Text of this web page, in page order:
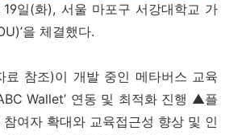
19일(화), 서울 마포구 서강대학교 가
’을 체결했다.
료 참조)이 개발 중인 메타버스 교육
Wallet’ 연동 및 최적화 진행 ▲플
여자 확대와 교육접근성 향상 및 인